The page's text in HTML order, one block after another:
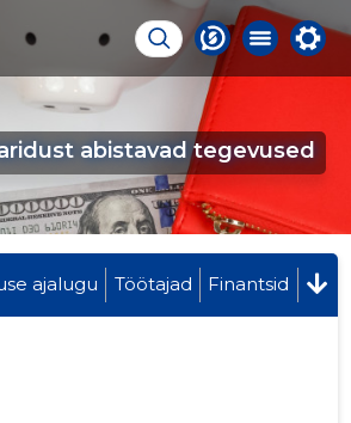
abistavad tegevused
ajalugu Töötajad Finantsid